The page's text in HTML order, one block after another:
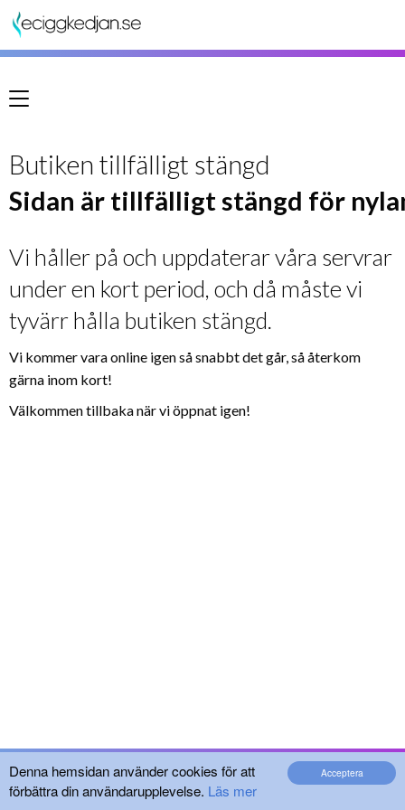
Acceptera
Denna hemsidan använder cookies för att
förbättra din användarupplevelse. Läs mer
Meny
Butiken tillfälligt stängd
Sidan är tillfälligt stängd för
Vi håller på och uppdaterar våra servrar
under en kort period, och då måste vi
tyvärr hålla butiken stängd.
Vi kommer vara online igen så snabbt det går, så återkom
gärna inom kort!
Välkommen tillbaka när vi öppnat igen!